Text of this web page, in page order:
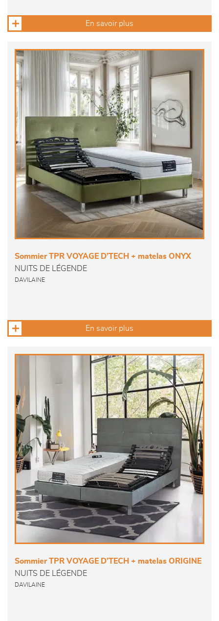
En savoir plus
Sommier TPR VOYAGE D’TECH + matelas ONYX
NUITS DE LÉGENDE
DAVILAINE
En savoir plus
Sommier TPR VOYAGE D’TECH + matelas ORIGINE
NUITS DE LÉGENDE
DAVILAINE